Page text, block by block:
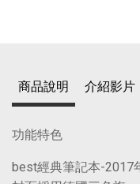
商品說明 介紹影片
功能特色
best經典筆記本-2017